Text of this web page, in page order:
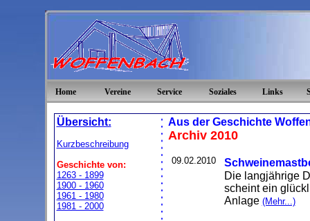
Home Vereine Service Soziales Links
Übersicht:
Kurzbeschreibung
Geschichte von:
1263 - 1899
1900 - 1960
1961 - 1980
1981 - 2000
Aus der Geschichte
Archiv 2010
09.02.2010
Die langjährige
scheint ein
Anlage (Mehr...)